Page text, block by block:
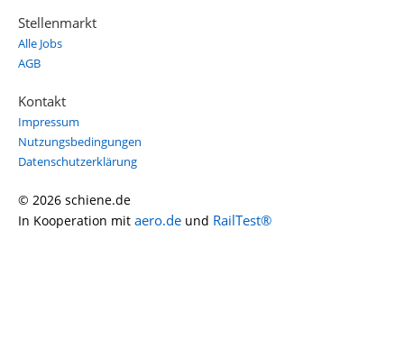
Stellenmarkt
Alle Jobs
AGB
Kontakt
Impressum
Nutzungsbedingungen
Datenschutzerklärung
© 2026 schiene.de
In Kooperation mit aero.de und RailTest®